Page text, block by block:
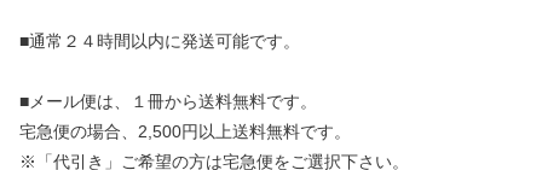
■通常２４時間以内に発送可能です。
■メール便は、１冊から送料無料です。
宅急便の場合、2,500円以上送料無料です。
※「代引き」ご希望の方は宅急便をご選択下さい。